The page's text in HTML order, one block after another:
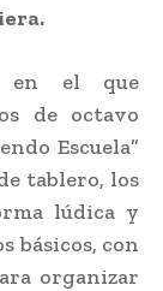
en el que
de octavo
Escuela”
tablero, los
lúdica y
básicos, con
organizar